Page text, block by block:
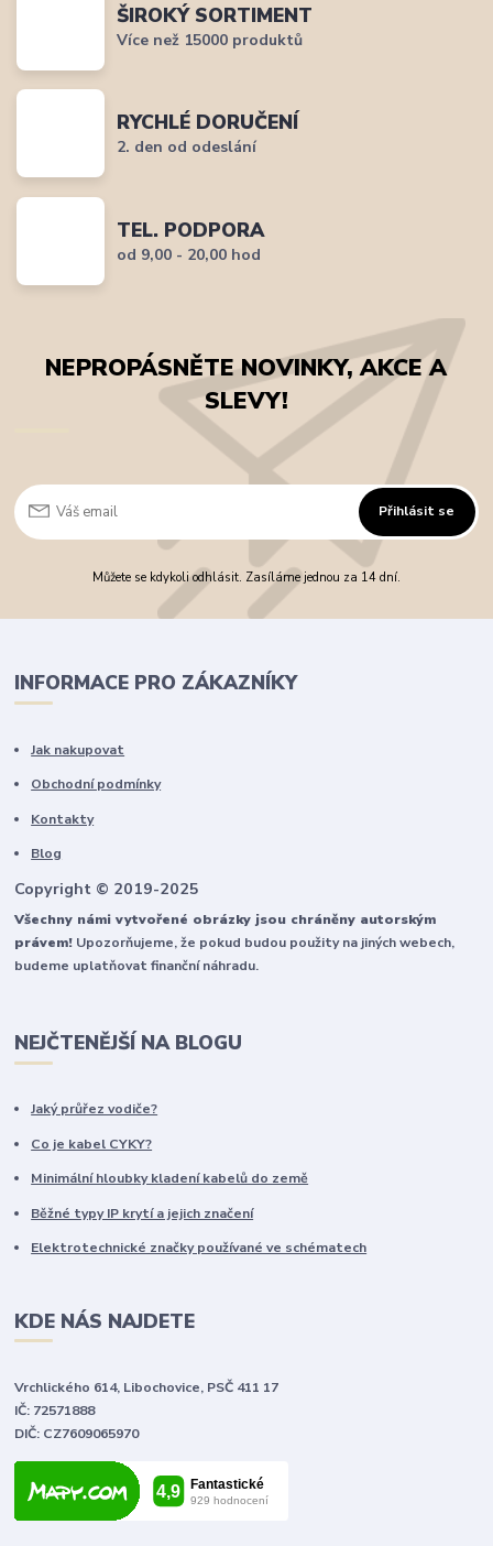
ŠIROKÝ SORTIMENT
Více než 15000 produktů
RYCHLÉ DORUČENÍ
2. den od odeslání
TEL. PODPORA
od 9,00 - 20,00 hod
NEPROPÁSNĚTE NOVINKY, AKCE A
SLEVY!
Přihlásit se
Můžete se kdykoli odhlásit. Zasíláme jednou za 14 dní.
INFORMACE PRO ZÁKAZNÍKY
Jak nakupovat
Obchodní podmínky
Kontakty
Blog
Copyright © 2019-2025
Všechny námi vytvořené obrázky jsou chráněny autorským
právem! Upozorňujeme, že pokud budou použity na jiných webech,
budeme uplatňovat finanční náhradu.
NEJČTENĚJŠÍ NA BLOGU
Jaký průřez vodiče?
Co je kabel CYKY?
Minimální hloubky kladení kabelů do země
Běžné typy IP krytí a jejich značení
Elektrotechnické značky používané ve schématech
KDE NÁS NAJDETE
Vrchlického 614, Libochovice, PSČ 411 17
IČ: 72571888
DIČ: CZ7609065970